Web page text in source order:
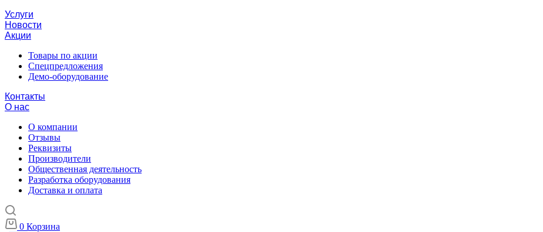
Услуги
Новости
Акции
Товары по акции
Спецпредложения
Демо-оборудование
Контакты
О нас
О компании
Отзывы
Реквизиты
Производители
Общественная деятельность
Разработка оборудования
Доставка и оплата
0 Корзина